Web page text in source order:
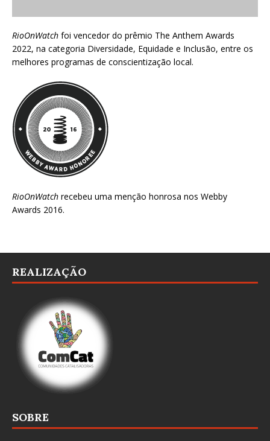
RioOnWatch foi vencedor do prêmio The Anthem Awards
2022, na categoria Diversidade, Equidade e Inclusão, entre os
melhores programas de conscientização local.
RioOnWatch recebeu uma menção honrosa nos Webby
Awards 2016.
REALIZAÇÃO
SOBRE